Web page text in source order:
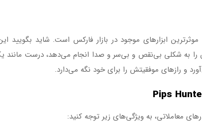
ابزارهای موجود در بازار فارکس است. شاید بگویید
را به شکلی بی‌نقص و بی‌سر و صدا انجام می‌دهد، درست مانند
و رازهای موفقیتش را برای خود نگه می‌دارد.
معاملاتی، به ویژگی‌های زیر توجه کنید: